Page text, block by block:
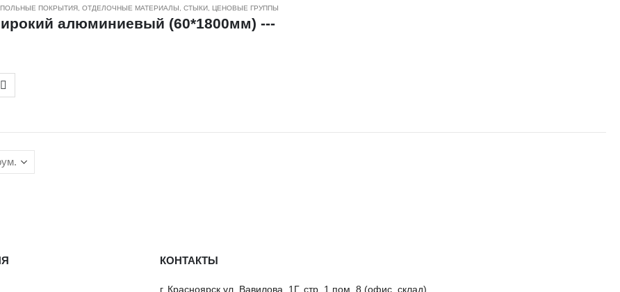
ПОКРЫТИЯ, ОТДЕЛОЧНЫЕ МАТЕРИАЛЫ, СТЫКИ, ЦЕНОВЫЕ ГРУППЫ
алюминиевый (60*1800мм) ---
КОНТАКТЫ
г. Красноярск ул. Вавилова, 1Г, стр. 1 пом. 8 (офис_склад)